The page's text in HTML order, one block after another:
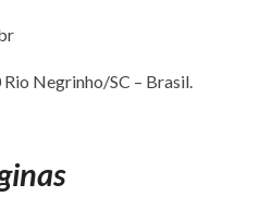
Negrinho/SC – Brasil.